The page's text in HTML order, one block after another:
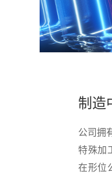
制造
公司拥
特殊加
在形位